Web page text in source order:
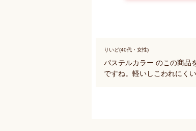
りいど(40代・女性)
パステルカラー のこの商品
ですね。軽いしこわれにく